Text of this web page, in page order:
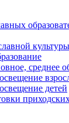
среднее
детей